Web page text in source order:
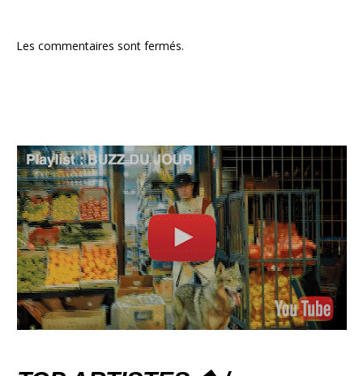
Les commentaires sont fermés.